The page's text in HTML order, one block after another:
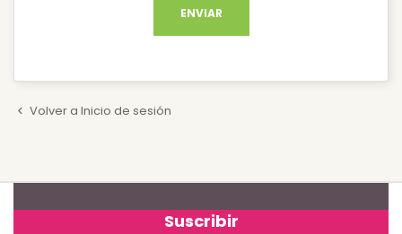
ENVIAR
 Volver a Inicio de sesión
Suscribir